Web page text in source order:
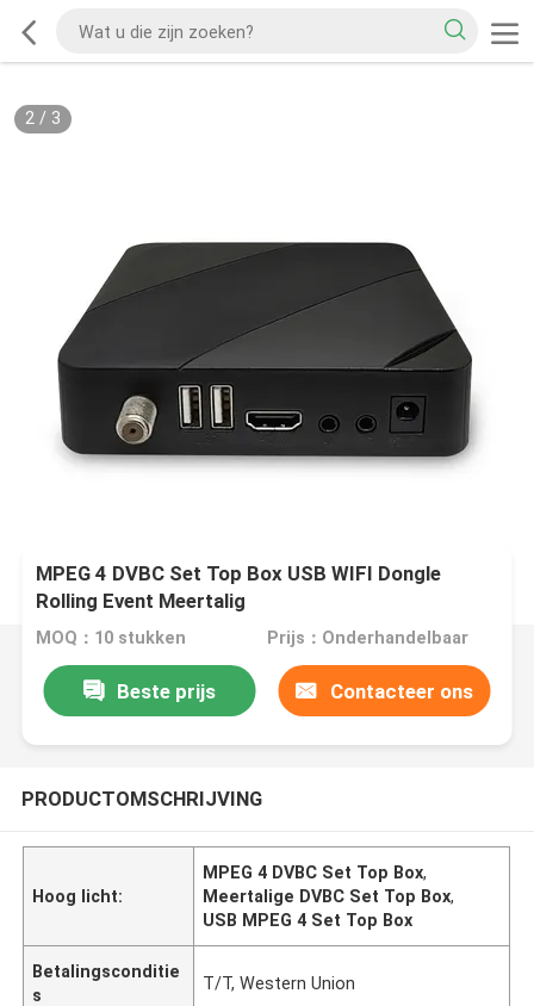
2/ 3
MPEG 4 DVBC Set Top Box USB WIFI Dongle
Rolling Event Meertalig
MOQ：10 stukken Prijs：Onderhandelbaar
Beste prijs Contacteer ons
PRODUCTOMSCHRIJVING
Hoog licht:
MPEG 4 DVBC Set Top Box,
Meertalige DVBC Set Top Box,
USB MPEG 4 Set Top Box
Betalingsconditie
s
T/T, Western Union